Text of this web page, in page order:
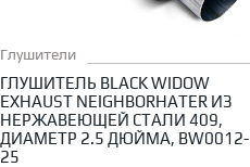
Глушители
ГЛУШИТЕЛЬ BLACK WIDOW
EXHAUST NEIGHBORHATER ИЗ
НЕРЖАВЕЮЩЕЙ СТАЛИ 409,
ДИАМЕТР 2.5 ДЮЙМА, BW0012-
25